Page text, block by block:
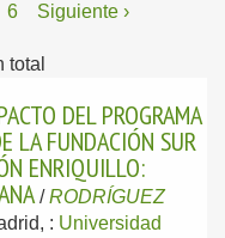
6 Siguiente ›
total
DEL PROGRAMA
LA FUNDACIÓN SUR
ENRIQUILLO:
/RODRÍGUEZ
: Universidad